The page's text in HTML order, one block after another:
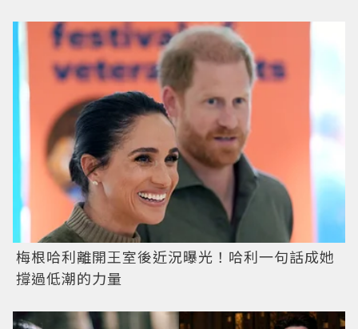
梅根哈利離開王室後近況曝光！哈利一句話成她
撐過低潮的力量